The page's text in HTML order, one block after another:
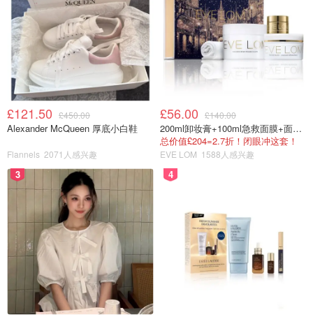
开户后45天内，内至少在账户内支付1000镑，并完成5
次以上借记卡付款，并登录数字银行
此优惠每用户仅限一次，
2020年1月1日后开立汇丰银
行账户的人无法享有此奖励
汇丰银行旗下的网上银行，提供简单快捷的虚拟银行服务。
相对来说申请更方便，转换账户奖励也比较优厚。但是由于
它鼓励用户直接使用First Direct，所以在2020年后，拥有汇
丰银行账户的人没有条件申请这个转换银行的福利了。
£121.50 £450.00
Alexander McQueen 厚底小白鞋
Flannels 2071人感兴趣
£56.00 £140.00
200ml卸妆膏+100ml急救面膜+面霜+洁颜布
总价值£204=2.7折！闭眼冲这套！
EVE LOM 1588人感兴趣
3 4